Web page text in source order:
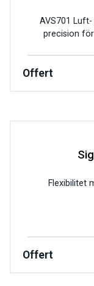
AVS701
precision
Offert
Flexibilitet
Offert